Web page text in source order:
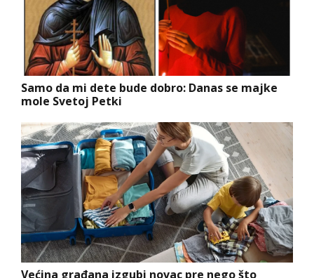
Samo da mi dete bude dobro: Danas se majke
mole Svetoj Petki
Većina građana izgubi novac pre nego što